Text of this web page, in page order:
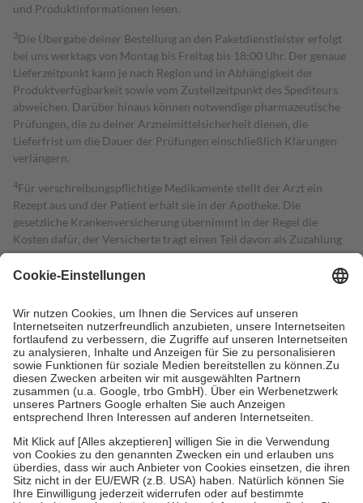
und Produktinformationen lesen.
3Die Übergabe deiner Bestellung an den Paketdienstleister erfolgt
bei uns werktags von Montag bis Freitag bis 18:00 Uhr. Der genaue
Lieferzeitpunkt kann je nach Region und in Abhängigkeit der
Produktverfügbarkeit sowie vom Zustellzeitpunkt des Spediteurs
abweichen. Darüber hinaus können notwendige pharmazeutische
Prüfungen, die zu deiner Arzneimittelsicherheit dienen, die
Lieferfrist um die Dauer der Prüfungen einschließlich Klärungen
verlängern.
4Für verschreibungspflichtige Medikamente stellt der Arzt ein
Rezept aus und der Patient erhält sie in der Apotheke. Die
gesetzliche Krankenversicherung übernimmt in der Regel die
Kosten dafür, der Versicherte trägt einen Teil davon als Zuzahlung
mit.
Grundsätzlich leisten Mitglieder Zuzahlungen in Höhe von zehn
höchstens zehn Euro.
Es sind jedoch nie mehr als die tatsächlichen
Kosten der Leistung zu entrichten.
Diese Regeln gelten grundsätzlich auch für Online-Apotheken.
Bei Heilmitteln und häuslicher Krankenpflege beträgt die
Zuzahlung zehn Prozent der Kosten sowie zehn Euro je
Verordnung.
Um das Engagement der Versicherten für ihre eigene Gesundheit zu
stärken und die besondere Stellung der Familie zu unterstützen,
fallenkeine Zuzahlungenan bei:
• Kindern und Jugendlichen bis zum vollendeten 18. Lebensjahr
mit Ausnahme der Fahrkosten
• Untersuchungen zur Vorsorge und Früherkennung, die von der